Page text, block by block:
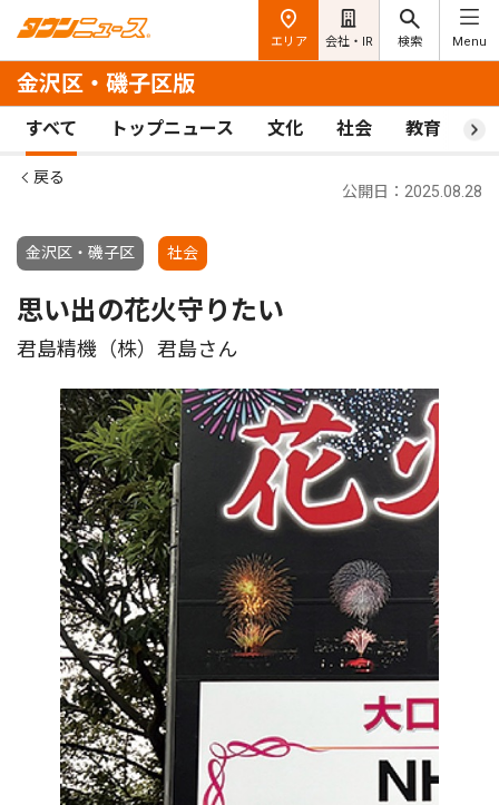
エリア 会社・IR 検索 Menu
金沢区・磯子区版
すべて トップニュース 文化 社会 教育 ス
戻る
金沢区・磯子区 社会
公開日：2025.08.28
思い出の花火守りたい
君島精機（株）君島さん